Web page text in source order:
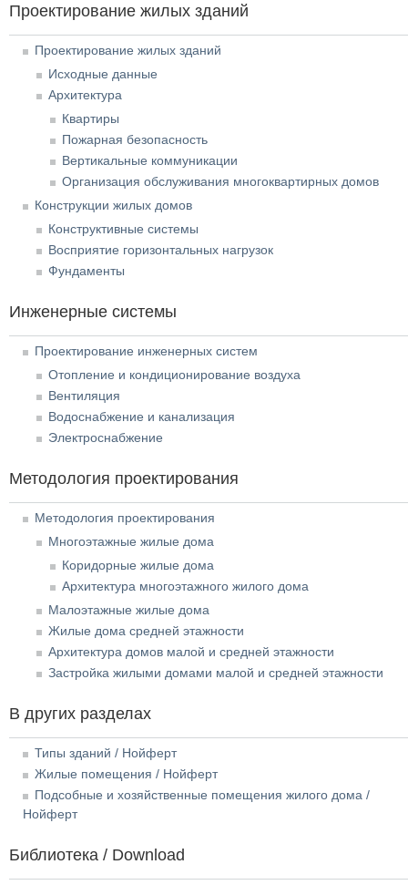
Проектирование жилых зданий
Проектирование жилых зданий
Исходные данные
Архитектура
Квартиры
Пожарная безопасность
Вертикальные коммуникации
Организация обслуживания многоквартирных домов
Конструкции жилых домов
Конструктивные системы
Восприятие горизонтальных нагрузок
Фундаменты
Инженерные системы
Проектирование инженерных систем
Отопление и кондиционирование воздуха
Вентиляция
Водоснабжение и канализация
Электроснабжение
Методология проектирования
Методология проектирования
Многоэтажные жилые дома
Коридорные жилые дома
Архитектура многоэтажного жилого дома
Малоэтажные жилые дома
Жилые дома средней этажности
Архитектура домов малой и средней этажности
Застройка жилыми домами малой и средней этажности
В других разделах
Типы зданий / Нойферт
Жилые помещения / Нойферт
Подсобные и хозяйственные помещения жилого дома /
Нойферт
Библиотека / Download